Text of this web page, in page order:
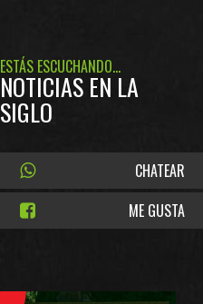
ESTÁS ESCUCHANDO...
NOTICIAS EN LA
SIGLO
CHATEAR
ME GUSTA